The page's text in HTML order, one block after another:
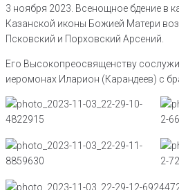
3 ноября 2023. Всенощное бдение в
Казанской иконы Божией Матери
Псковский и Порховский Арсений.
Его Высокопреосвященству
иеромонах Иларион (Карандеев) с